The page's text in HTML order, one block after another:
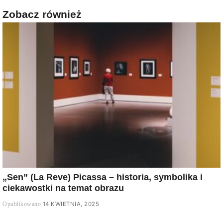
Zobacz również
„Sen” (La Reve) Picassa – historia, symbolika i
ciekawostki na temat obrazu
14 KWIETNIA, 2025